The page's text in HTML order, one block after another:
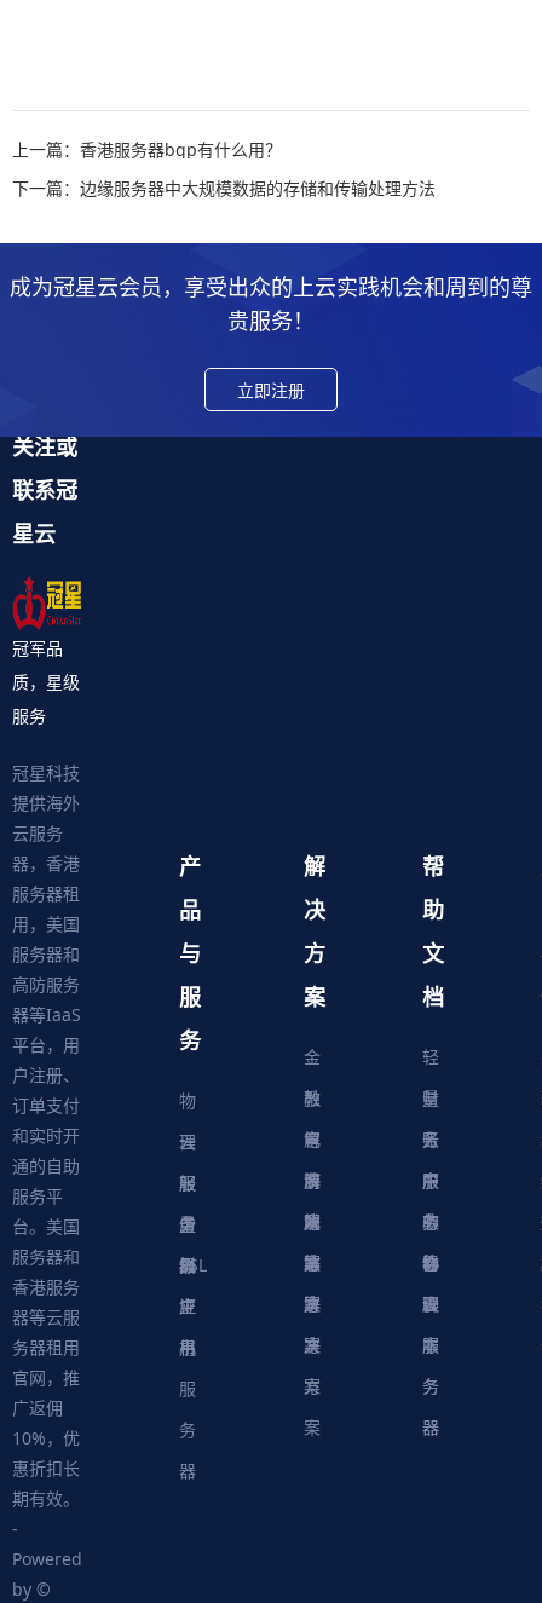
上一篇：香港服务器bgp有什么用？
下一篇：边缘服务器中大规模数据的存储和传输处理方法
成为冠星云会员，享受出众的上云实践机会和周到的尊
贵服务！
立即注册
关注或
联系冠
星云
冠军品
质，星级
服务
冠星科技
提供海外
云服务
器，香港
服务器租
用，美国
服务器和
高防服务
器等IaaS
平台，用
户注册、
订单支付
和实时开
通的自助
服务平
台。美国
服务器和
香港服务
器等云服
务器租用
官网，推
广返佣
10%，优
惠折扣长
期有效。
-
Powered
by ©
产
品
与
服
务
物
理
服
务
器
云
服
务
器
轻
量
级
应
用
服
务
器
虚
拟
主
机
SSL
证
书
解
决
方
案
金
融
解
决
方
案
教
育
解
决
方
案
电
商
解
决
方
案
游
戏
解
决
方
案
网
站
解
决
方
案
帮
助
文
档
轻
量
云
服
务
器
财
务
中
心
账
户
中
心
服
务
协
议
软
件
脚
本
物
理
服
务
器
云
服
务
器